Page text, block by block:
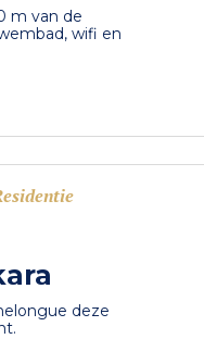
m van de
wifi en
deze